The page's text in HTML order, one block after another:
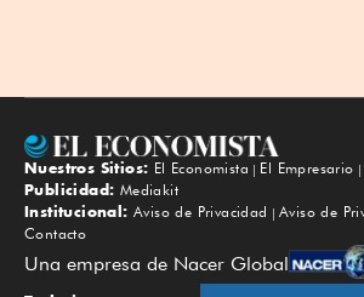
Nuestros Sitios: El Economista El Empresario
Publicidad: Mediakit
Institucional: Aviso de Privacidad
Aviso de
Contacto
Una empresa de Nacer Global